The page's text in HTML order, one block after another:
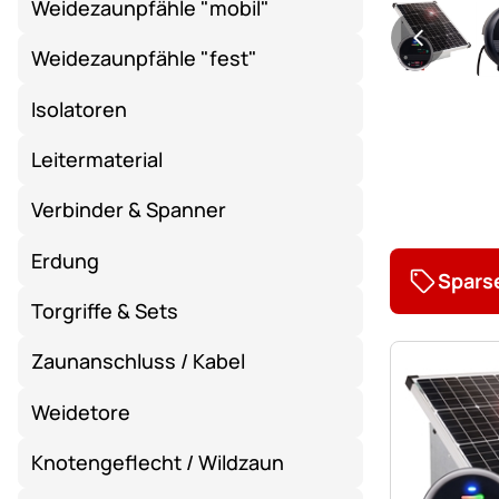
Weidezaunpfähle "mobil"
Weidezaunpfähle "fest"
Isolatoren
Leitermaterial
Verbinder & Spanner
Erdung
Torgriffe & Sets
Zaunanschluss / Kabel
Weidetore
Knotengeflecht / Wildzaun